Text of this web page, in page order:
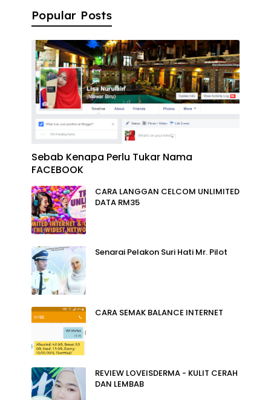
Popular Posts
Sebab Kenapa Perlu Tukar Nama
FACEBOOK
CARA LANGGAN CELCOM UNLIMITED
DATA RM35
Senarai Pelakon Suri Hati Mr. Pilot
CARA SEMAK BALANCE INTERNET
REVIEW LOVEISDERMA - KULIT CERAH
DAN LEMBAB